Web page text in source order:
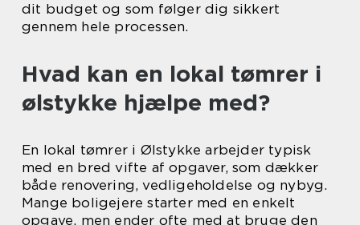
dit budget og som følger dig sikkert
gennem hele processen.
Hvad kan en lokal tømrer i
ølstykke hjælpe med?
En lokal tømrer i Ølstykke arbejder typisk
med en bred vifte af opgaver, som dækker
både renovering, vedligeholdelse og nybyg.
Mange boligejere starter med en enkelt
opgave, men ender ofte med at bruge den